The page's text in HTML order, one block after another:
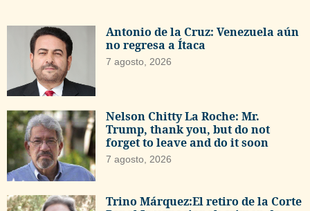
Antonio de la Cruz: Venezuela aún
no regresa a Ítaca
7 agosto, 2026
Nelson Chitty La Roche: Mr.
Trump, thank you, but do not
forget to leave and do it soon
7 agosto, 2026
Trino Márquez:El retiro de la Corte